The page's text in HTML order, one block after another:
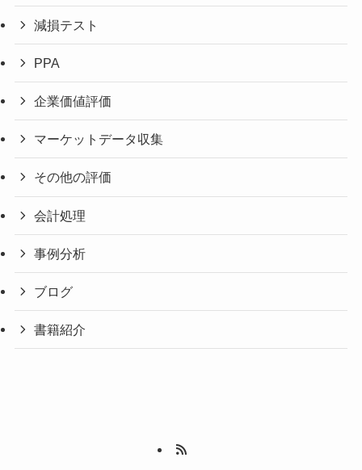
減損テスト
PPA
企業価値評価
マーケットデータ収集
その他の評価
会計処理
事例分析
ブログ
書籍紹介